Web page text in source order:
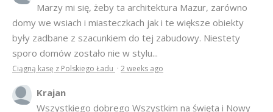
Marzy mi się, żeby ta architektura Mazur, zarówno
domy we wsiach i miasteczkach jak i te większe obiekty
były zadbane z szacunkiem do tej zabudowy. Niestety
sporo domów zostało nie w stylu...
Ciągną kasę z Polskiego Ładu · 2 weeks ago
Krajan
Wszystkiego dobrego Wszystkim na święta i Nowy